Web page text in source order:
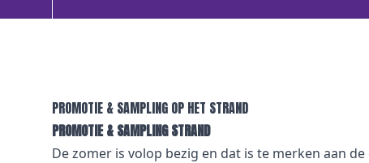
PROMOTIE & SAMPLING OP HET STRAND
PROMOTIE & SAMPLING STRAND
De zomer is volop bezig en dat is te merken aan